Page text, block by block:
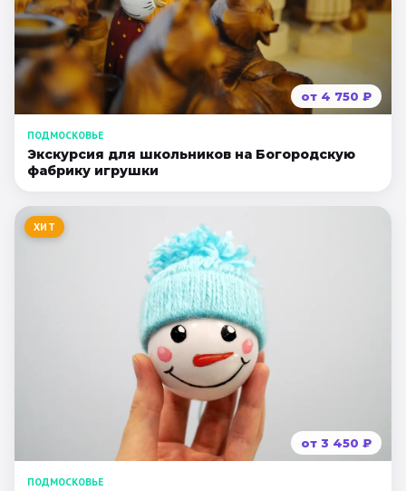
от 4 750 ₽
ПОДМОСКОВЬЕ
Экскурсия для школьников на Богородскую
фабрику игрушки
ХИТ
от 3 450 ₽
ПОДМОСКОВЬЕ